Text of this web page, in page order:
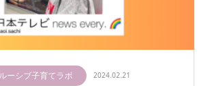
ーシブ子育てラボ 2024.02.21